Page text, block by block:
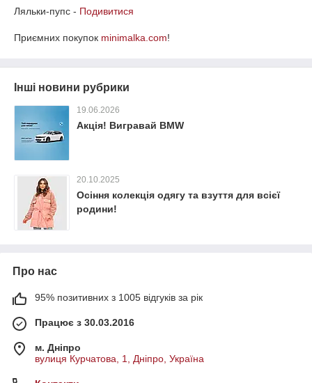
Ляльки-пупс - Подивитися
Приємних покупок minimalka.com!
Інші новини рубрики
19.06.2026
Акція! Вигравай BMW
20.10.2025
Осіння колекція одягу та взуття для всієї
родини!
Про нас
95% позитивних з 1005 відгуків за рік
Працює з 30.03.2016
м. Дніпро
вулиця Курчатова, 1, Дніпро, Україна